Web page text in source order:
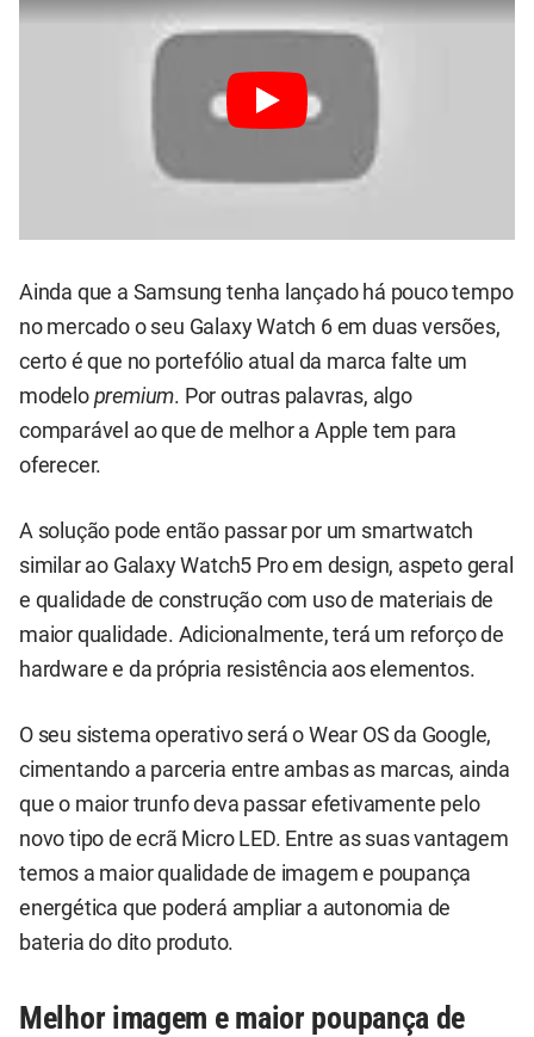
Ainda que a Samsung tenha lançado há pouco tempo
no mercado o seu Galaxy Watch 6 em duas versões,
certo é que no portefólio atual da marca falte um
modelo premium. Por outras palavras, algo
comparável ao que de melhor a Apple tem para
oferecer.
A solução pode então passar por um smartwatch
similar ao Galaxy Watch5 Pro em design, aspeto geral
e qualidade de construção com uso de materiais de
maior qualidade. Adicionalmente, terá um reforço de
hardware e da própria resistência aos elementos.
O seu sistema operativo será o Wear OS da Google,
cimentando a parceria entre ambas as marcas, ainda
que o maior trunfo deva passar efetivamente pelo
novo tipo de ecrã Micro LED. Entre as suas vantagem
temos a maior qualidade de imagem e poupança
energética que poderá ampliar a autonomia de
bateria do dito produto.
Melhor imagem e maior poupança de